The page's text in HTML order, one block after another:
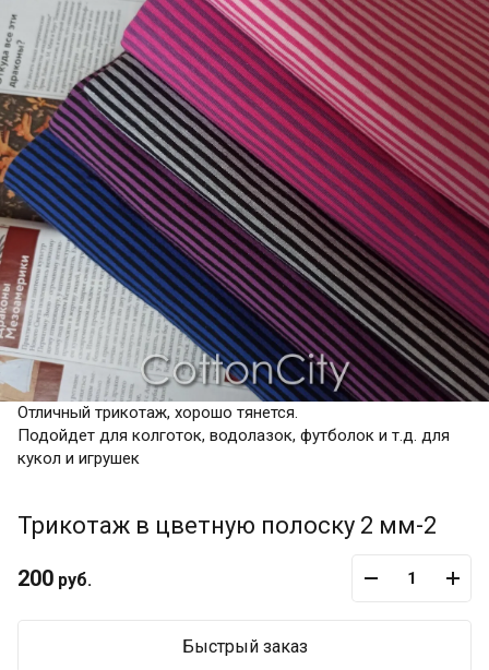
Отличный трикотаж, хорошо тянется.
Подойдет для колготок, водолазок, футболок и т.д. для
кукол и игрушек
Трикотаж в цветную полоску 2 мм-2
200 руб.
Быстрый заказ